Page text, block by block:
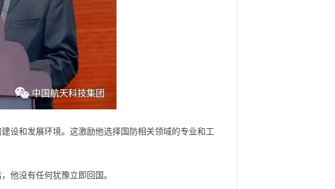
设和发展环境。这激励他选择国防相关领域的专业和工
他没有任何犹豫立即回国。